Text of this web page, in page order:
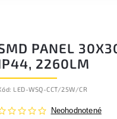
PANEL
2260LM
LED-WSQ-CCT/25W/CR
Neohodnotené